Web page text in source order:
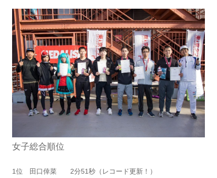
女子総合順位
1位 田口倖菜 2分51秒（レコード更新！）